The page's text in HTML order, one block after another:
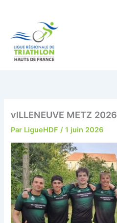
vILLENEUVE METZ 2026
Par LigueHDF/1 juin 2026